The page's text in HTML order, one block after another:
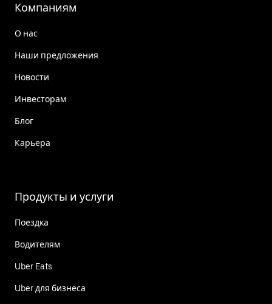
Компаниям
О нас
Наши предложения
Новости
Инвесторам
Блог
Карьера
Продукты и услуги
Поездка
Водителям
Uber Eats
Uber для бизнеса